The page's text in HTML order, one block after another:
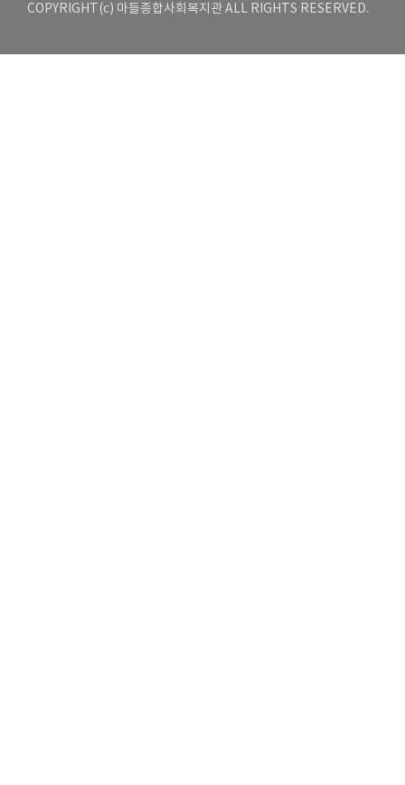
COPYRIGHT(c) 마들종합사회복지관 ALL RIGHTS RESERVED.